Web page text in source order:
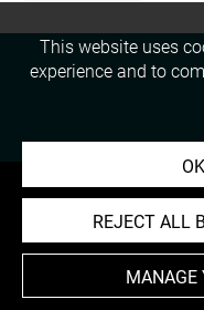
This website uses
experience and to
REJECT ALL
MANAGE